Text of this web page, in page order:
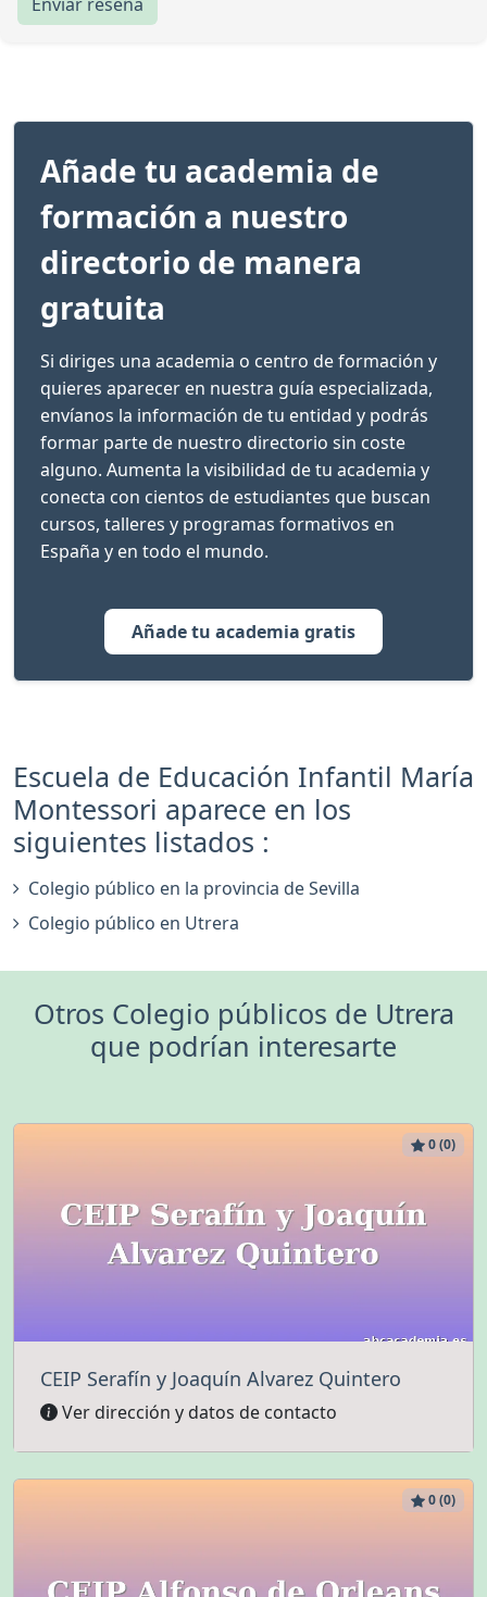
Añade tu academia de
formación a nuestro
directorio de manera
gratuita
Si diriges una academia o centro de formación y
quieres aparecer en nuestra guía especializada,
envíanos la información de tu entidad y podrás
formar parte de nuestro directorio sin coste
alguno. Aumenta la visibilidad de tu academia y
conecta con cientos de estudiantes que buscan
cursos, talleres y programas formativos en
España y en todo el mundo.
Añade tu academia gratis
Escuela de Educación Infantil María
Montessori aparece en los
siguientes listados :
Colegio público en la provincia de Sevilla
Colegio público en Utrera
Otros Colegio públicos de Utrera
que podrían interesarte
0 (0)
CEIP Serafín y Joaquín Alvarez Quintero
Ver dirección y datos de contacto
0 (0)